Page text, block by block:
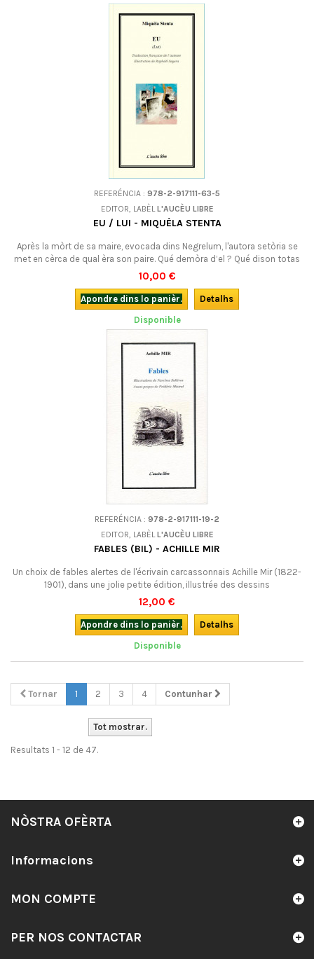
REFERÉNCIA : 978-2-917111-63-5
EDITOR, LABÈLL'AUCÈU LIBRE
EU / LUI - MIQUÈLA STENTA
Après la mòrt de sa maire, evocada dins Negrelum, l'autora setòria se
met en cèrca de qual èra son paire. Qué demòra d’el ? Qué dison totas
aquelas causas, aquelas emprentas de vida ? Bilingüe (revirada
francesa de l'autora).
10,00 €
Apondre dins lo panièr.
Detalhs
Disponible
REFERÉNCIA : 978-2-917111-19-2
EDITOR, LABÈLL'AUCÈU LIBRE
FABLES (BIL) - ACHILLE MIR
Un choix de fables alertes de l'écrivain carcassonnais Achille Mir (1822-
1901), dans une jolie petite édition, illustrée des dessins
d'origine.Bilingue.
12,00 €
Apondre dins lo panièr.
Detalhs
Disponible
Tornar 1 2 3 4 Contunhar
Tot mostrar.
Resultats 1 - 12 de 47.
NÒSTRA OFÈRTA
Informacions
MON COMPTE
PER NOS CONTACTAR